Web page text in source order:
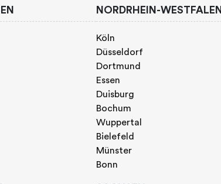
NORDRHEIN-WESTFALEN
Köln
Düsseldorf
Dortmund
Essen
Duisburg
Bochum
Wuppertal
Bielefeld
Münster
Bonn